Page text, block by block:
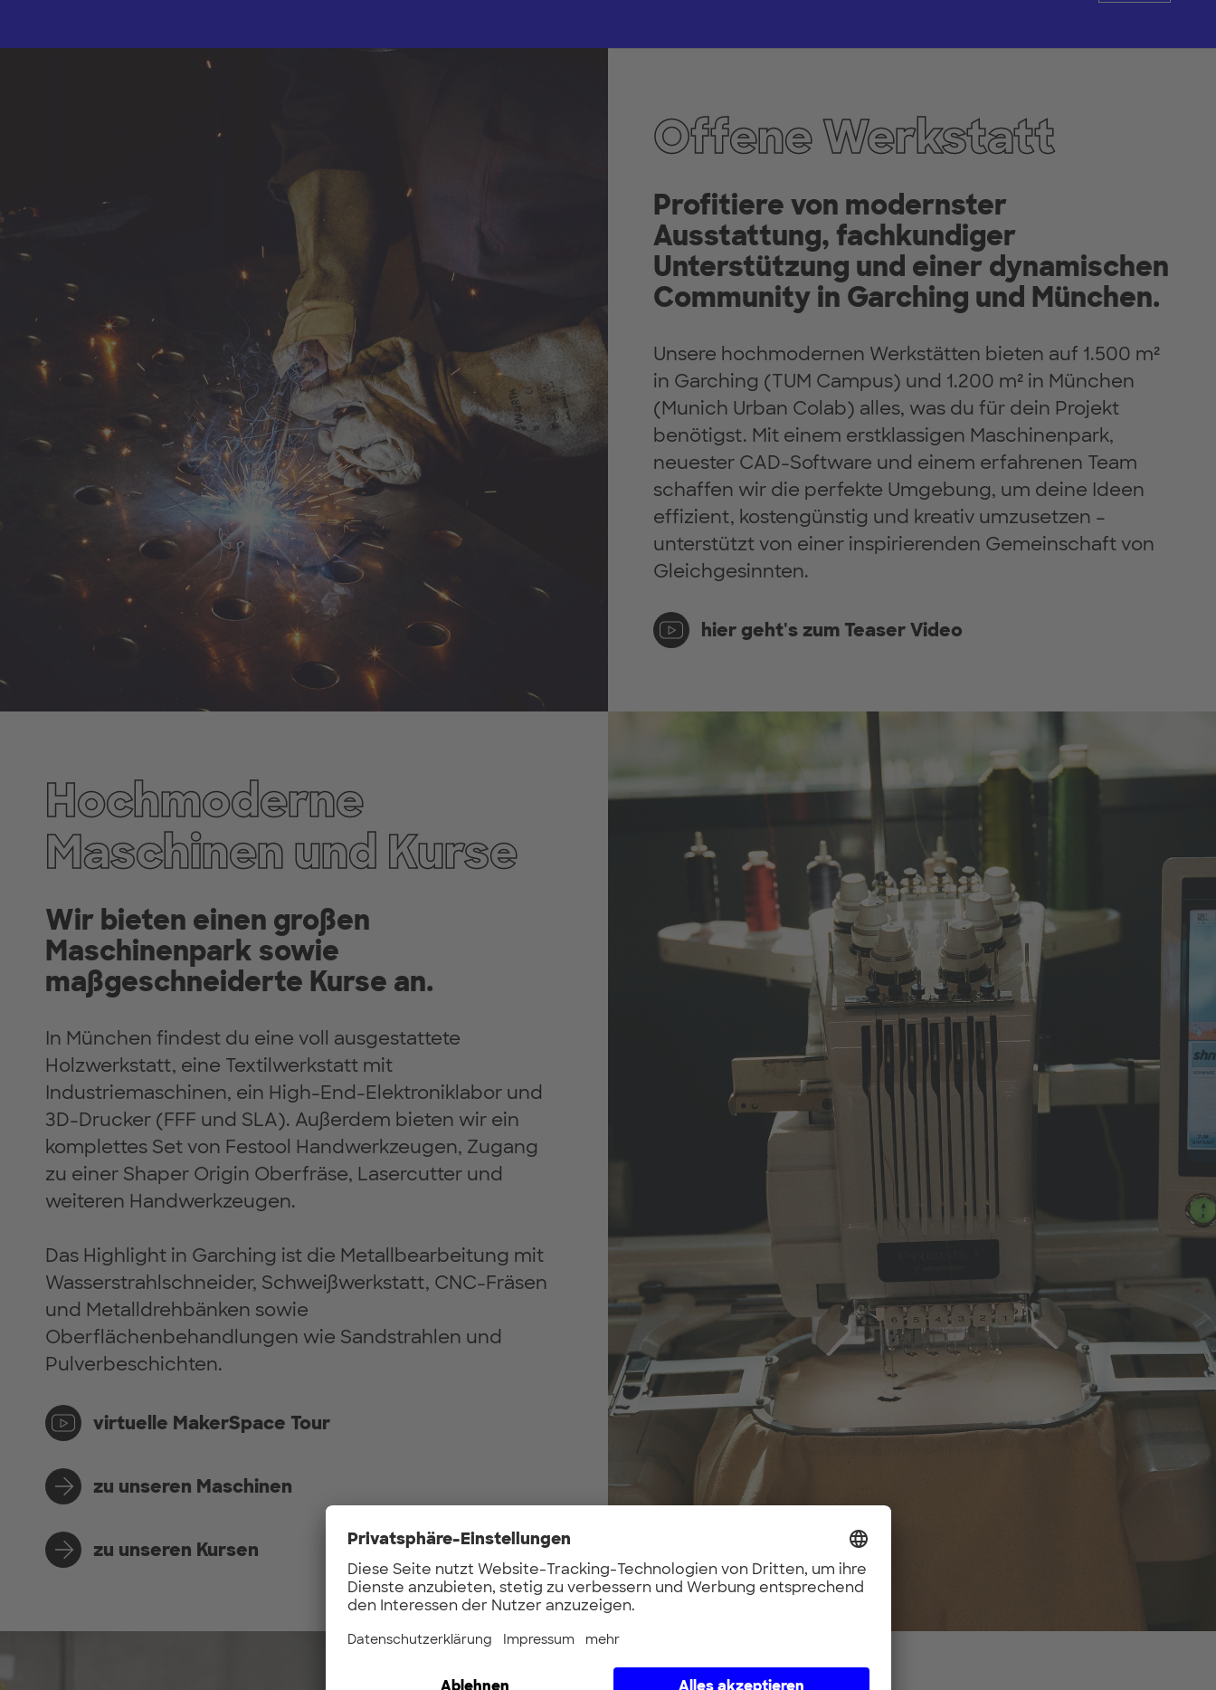
Offene Werkstatt
Profitiere von modernster
Ausstattung, fachkundiger
Unterstützung und einer dynamischen
Community in Garching und München.
Unsere hochmodernen Werkstätten bieten auf 1.500 m²
in Garching (TUM Campus) und 1.200 m² in München
(Munich Urban Colab) alles, was du für dein Projekt
benötigst. Mit einem erstklassigen Maschinenpark,
neuester CAD-Software und einem erfahrenen Team
schaffen wir die perfekte Umgebung, um deine Ideen
effizient, kostengünstig und kreativ umzusetzen –
unterstützt von einer inspirierenden Gemeinschaft von
Gleichgesinnten.
hier geht's zum Teaser Video
Hochmoderne
Maschinen und Kurse
Wir bieten einen großen
Maschinenpark sowie
maßgeschneiderte Kurse an.
In München findest du eine voll ausgestattete
Holzwerkstatt, eine Textilwerkstatt mit
Industriemaschinen, ein High-End-Elektroniklabor und
3D-Drucker (FFF und SLA). Außerdem bieten wir ein
komplettes Set von Festool Handwerkzeugen, Zugang
zu einer Shaper Origin Oberfräse, Lasercutter und
weiteren Handwerkzeugen.
Das Highlight in Garching ist die Metallbearbeitung mit
Wasserstrahlschneider, Schweißwerkstatt, CNC-Fräsen
und Metalldrehbänken sowie
Oberflächenbehandlungen wie Sandstrahlen und
Pulverbeschichten.
virtuelle MakerSpace Tour
zu unseren Maschinen
zu unseren Kursen